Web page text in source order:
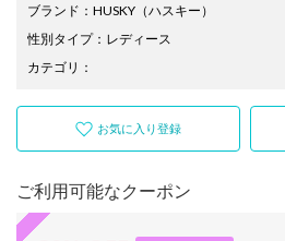
ブランド ： HUSKY （ハスキー）
性別タイプ： レディース
カテゴリ ：
お気に入り登録
ご利用可能なクーポン